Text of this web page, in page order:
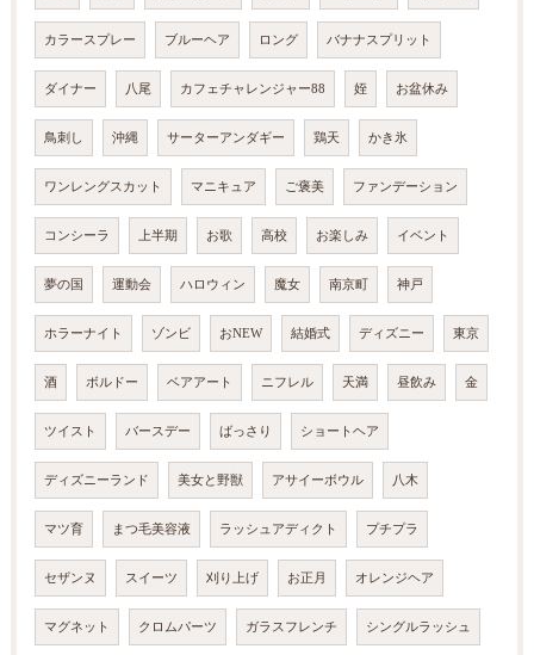
カラースプレー ブルーヘア ロング バナナスプリット
ダイナー 八尾 カフェチャレンジャー88 姪 お盆休み
鳥刺し 沖縄 サーターアンダギー 鶏天 かき氷
ワンレングスカット マニキュア ご褒美 ファンデーション
コンシーラ 上半期 お歌 高校 お楽しみ イベント
夢の国 運動会 ハロウィン 魔女 南京町 神戸
ホラーナイト ゾンビ おNEW 結婚式 ディズニー 東京
酒 ボルドー ベアアート ニフレル 天満 昼飲み 金
ツイスト バースデー ばっさり ショートヘア
ディズニーランド 美女と野獣 アサイーボウル 八木
マツ育 まつ毛美容液 ラッシュアディクト プチプラ
セザンヌ スイーツ 刈り上げ お正月 オレンジヘア
マグネット クロムパーツ ガラスフレンチ シングルラッシュ